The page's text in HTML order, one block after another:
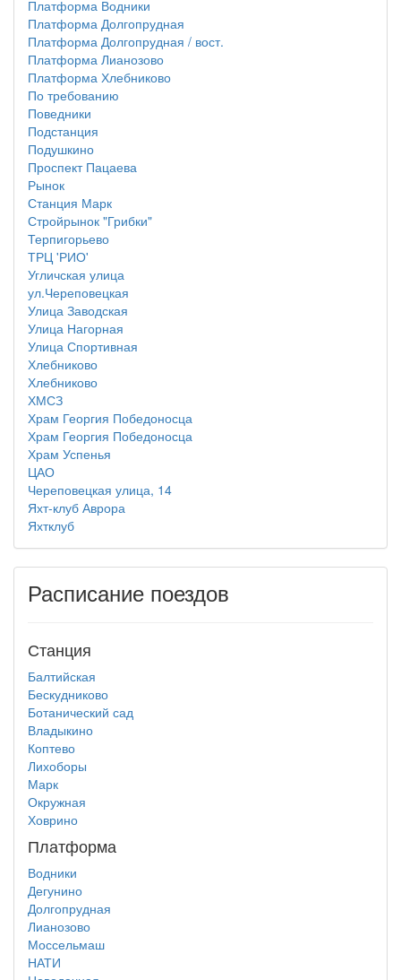
Платформа Водники
Платформа Долгопрудная
Платформа Долгопрудная / вост.
Платформа Лианозово
Платформа Хлебниково
По требованию
Поведники
Подстанция
Подушкино
Проспект Пацаева
Рынок
Станция Марк
Стройрынок "Грибки"
Терпигорьево
ТРЦ 'РИО'
Угличская улица
ул.Череповецкая
Улица Заводская
Улица Нагорная
Улица Спортивная
Хлебниково
Хлебниково
ХМСЗ
Храм Георгия Победоносца
Храм Георгия Победоносца
Храм Успенья
ЦАО
Череповецкая улица, 14
Яхт-клуб Аврора
Яхтклуб
Расписание поездов
Станция
Балтийская
Бескудниково
Ботанический сад
Владыкино
Коптево
Лихоборы
Марк
Окружная
Ховрино
Платформа
Водники
Дегунино
Долгопрудная
Лианозово
Моссельмаш
НАТИ